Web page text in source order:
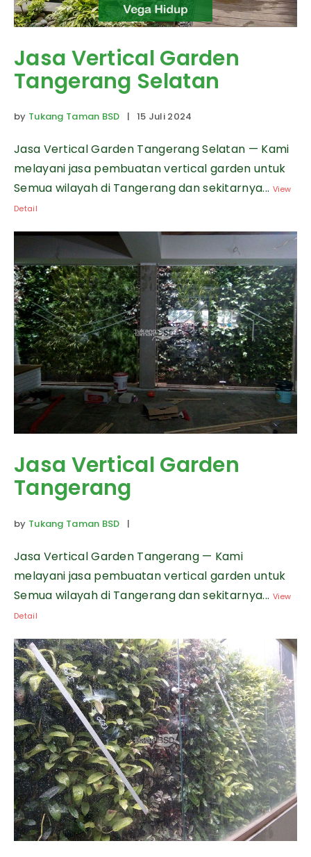
Jasa Vertical Garden
Tangerang Selatan
by Tukang Taman BSD | 15 Juli 2024
Jasa Vertical Garden Tangerang Selatan — Kami
melayani jasa pembuatan vertical garden untuk
Semua wilayah di Tangerang dan sekitarnya... View
Detail
Jasa Vertical Garden
Tangerang
by Tukang Taman BSD |
Jasa Vertical Garden Tangerang — Kami
melayani jasa pembuatan vertical garden untuk
Semua wilayah di Tangerang dan sekitarnya... View
Detail